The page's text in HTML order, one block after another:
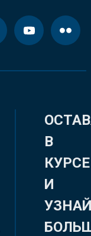
В
КУРСЕ
И